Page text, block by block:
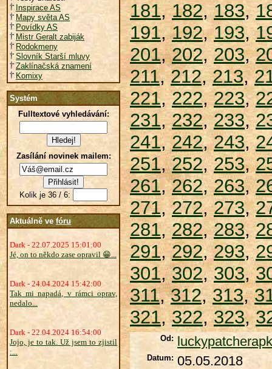
Inspirace AS
Mapy světa AS
Povídky AS
Mistr Geralt zabiják
Rodokmeny
Slovník Starší mluvy
Zaklínačská znamení
Komixy
Systém
Fulltextové vyhledávání:
Zasílání novinek mailem:
Kolik je 36 / 6:
Aktuálně ve fóru
Dark - 22.07.2025 15:01:00
Jé, on to někdo zase opravil 😁...
Dark - 24.04.2024 15:42:00
Tak mi napadá, v rámci oprav,
nedalo...
Dark - 22.04.2024 16:54:00
Jojo, je to tak. Už jsem to zjistil
:...
181,182,183,
191,192,193,
201,202,203,
211,212,213,
221,222,223,
231,232,233,
241,242,243,
251,252,253,
261,262,263,
271,272,273,
281,282,283,
291,292,293,
301,302,303,
311,312,313,
321,322,323,
Od:
Datum: 05.05.2018